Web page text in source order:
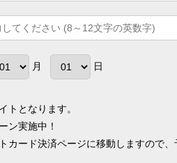
月 日
トとなります。
ン実施中！
カード決済ページに移動しますので、